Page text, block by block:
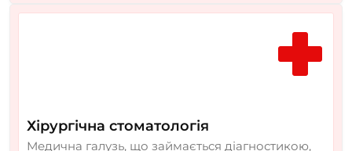
Хірургічна стоматологія
Медична галузь, що займається діагностикою,